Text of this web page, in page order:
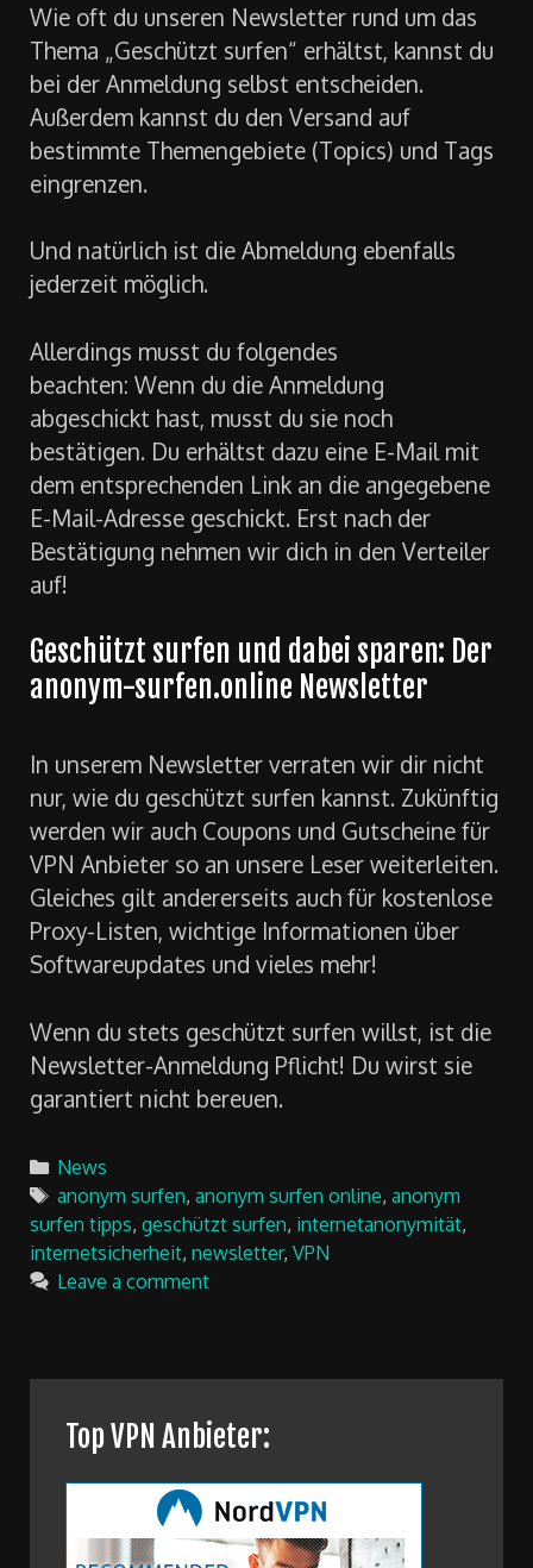
Wie oft du unseren Newsletter rund um das
Thema „Geschützt surfen“ erhältst, kannst du
bei der Anmeldung selbst entscheiden.
Außerdem kannst du den Versand auf
bestimmte Themengebiete (Topics) und Tags
eingrenzen.
Und natürlich ist die Abmeldung ebenfalls
jederzeit möglich.
Allerdings musst du folgendes
beachten: Wenn du die Anmeldung
abgeschickt hast, musst du sie noch
bestätigen. Du erhältst dazu eine E-Mail mit
dem entsprechenden Link an die angegebene
E-Mail-Adresse geschickt. Erst nach der
Bestätigung nehmen wir dich in den Verteiler
auf!
Geschützt surfen und dabei sparen: Der
anonym-surfen.online Newsletter
In unserem Newsletter verraten wir dir nicht
nur, wie du geschützt surfen kannst. Zukünftig
werden wir auch Coupons und Gutscheine für
VPN Anbieter so an unsere Leser weiterleiten.
Gleiches gilt andererseits auch für kostenlose
Proxy-Listen, wichtige Informationen über
Softwareupdates und vieles mehr!
Wenn du stets geschützt surfen willst, ist die
Newsletter-Anmeldung Pflicht! Du wirst sie
garantiert nicht bereuen.
Categories
News
Tags
anonym surfen, anonym surfen online, anonym
surfen tipps, geschützt surfen, internetanonymität,
internetsicherheit, newsletter, VPN
Leave a comment
Top VPN Anbieter: